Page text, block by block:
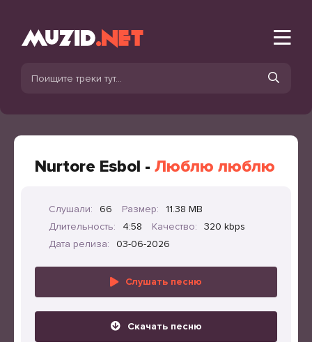
Nurtore Esbol - Люблю люблю
Слушали: 66 Размер:
11.38 MB
Длительность:
4:58 Качество:
320 kbps
Дата релиза:
03-06-2026
Слушать песню
Скачать песню